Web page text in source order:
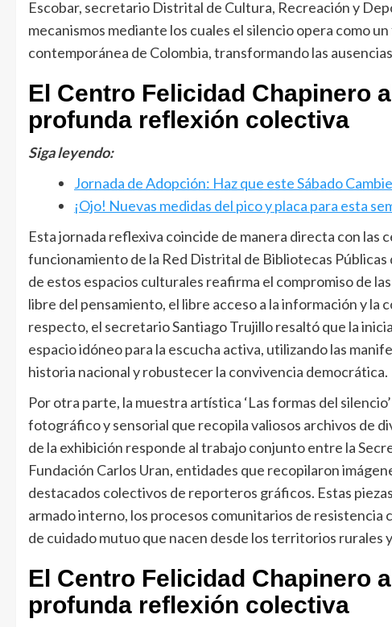
Escobar, secretario Distrital de Cultura, Recreación y
mecanismos mediante los cuales el silencio opera como
contemporánea de Colombia, transformando las
El Centro Felicidad Chapinero
profunda reflexión colectiva
Siga leyendo:
Jornada de Adopción: Haz que este Sábado
¡Ojo! Nuevas medidas del pico y placa para esta
Esta jornada reflexiva coincide de manera directa con las
funcionamiento de la Red Distrital de Bibliotecas
de estos espacios culturales reafirma el compromiso de
libre del pensamiento, el libre acceso a la información y la
respecto, el secretario Santiago Trujillo resaltó que la
espacio idóneo para la escucha activa, utilizando las
historia nacional y robustecer la convivencia democrática.
Por otra parte, la muestra artística ‘Las formas del
fotográfico y sensorial que recopila valiosos archivos de
de la exhibición responde al trabajo conjunto entre la
Fundación Carlos Uran, entidades que recopilaron
destacados colectivos de reporteros gráficos. Estas
armado interno, los procesos comunitarios de resistencia
de cuidado mutuo que nacen desde los territorios rurales
El Centro Felicidad Chapinero
profunda reflexión colectiva